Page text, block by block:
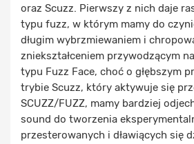
oraz Scuzz. Pierwszy z nich daje
typu fuzz, w którym mamy do
długim wybrzmiewaniem i
zniekształceniem przywodzącym
typu Fuzz Face, choć o głębszym
trybie Scuzz, który aktywuje się
SCUZZ/FUZZ, mamy bardziej
sound do tworzenia
przesterowanych i dławiących się